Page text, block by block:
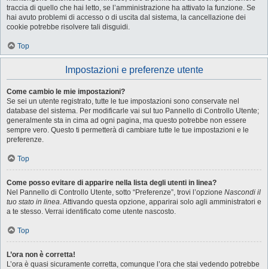
traccia di quello che hai letto, se l’amministrazione ha attivato la funzione. Se
hai avuto problemi di accesso o di uscita dal sistema, la cancellazione dei
cookie potrebbe risolvere tali disguidi.
Top
Impostazioni e preferenze utente
Come cambio le mie impostazioni?
Se sei un utente registrato, tutte le tue impostazioni sono conservate nel
database del sistema. Per modificarle vai sul tuo Pannello di Controllo Utente;
generalmente sta in cima ad ogni pagina, ma questo potrebbe non essere
sempre vero. Questo ti permetterà di cambiare tutte le tue impostazioni e le
preferenze.
Top
Come posso evitare di apparire nella lista degli utenti in linea?
Nel Pannello di Controllo Utente, sotto “Preferenze”, trovi l’opzione Nascondi il
tuo stato in linea. Attivando questa opzione, apparirai solo agli amministratori e
a te stesso. Verrai identificato come utente nascosto.
Top
L’ora non è corretta!
L’ora è quasi sicuramente corretta, comunque l’ora che stai vedendo potrebbe